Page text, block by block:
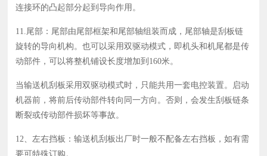
连接环的凸起部分起到导向作用。
11.尾部：尾部由尾部框架和尾部轴组装而成，尾部轴是刮板链
旋转的导向机构。也可以采用双驱动模式，即机头和机尾都是传
动部件，可以将整机铺设长度增加到160米。
当输送机刮板采用双驱动模式时，只能共用一套电控装置。启动
机器前，将前后传动部件转向同一方向。否则，会发生刮板链条
断裂或传动部件损坏等事故。
12、左右挡板：输送机刮板出厂时一般不配备左右挡板，如有需
要可特殊订购。